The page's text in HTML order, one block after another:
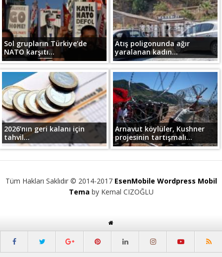
Sol grupların Türkiye’de
NATO karşıtı...
Atış poligonunda ağır
yaralanan kadın...
2026’nın geri kalanı için
tahvil...
Arnavut köylüler, Kushner
projesinin tartışmalı...
Tüm Hakları Saklıdır © 2014-2017 EsenMobile Wordpress Mobil
Tema by Kemal CIZOĞLU